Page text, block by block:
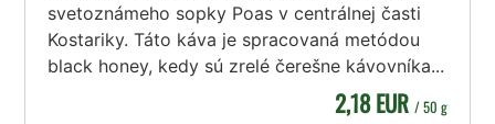
svetoznámeho sopky Poas v centrálnej časti
Kostariky. Táto káva je spracovaná metódou
black honey, kedy sú zrelé čerešne kávovníka...
2,18 EUR / 50 g